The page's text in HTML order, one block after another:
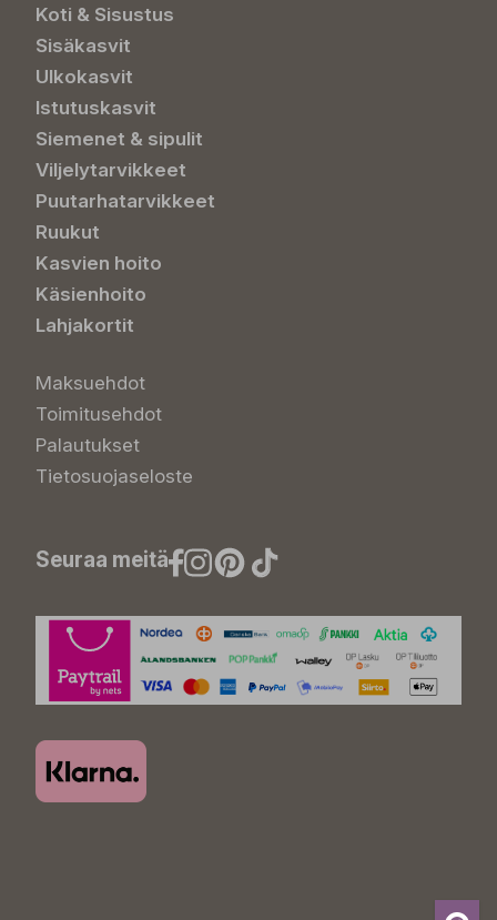
Koti & Sisustus
Sisäkasvit
Ulkokasvit
Istutuskasvit
Siemenet & sipulit
Viljelytarvikkeet
Puutarhatarvikkeet
Ruukut
Kasvien hoito
Käsienhoito
Lahjakortit
Maksuehdot
Toimitusehdot
Palautukset
Tietosuojaseloste
Seuraa meitä